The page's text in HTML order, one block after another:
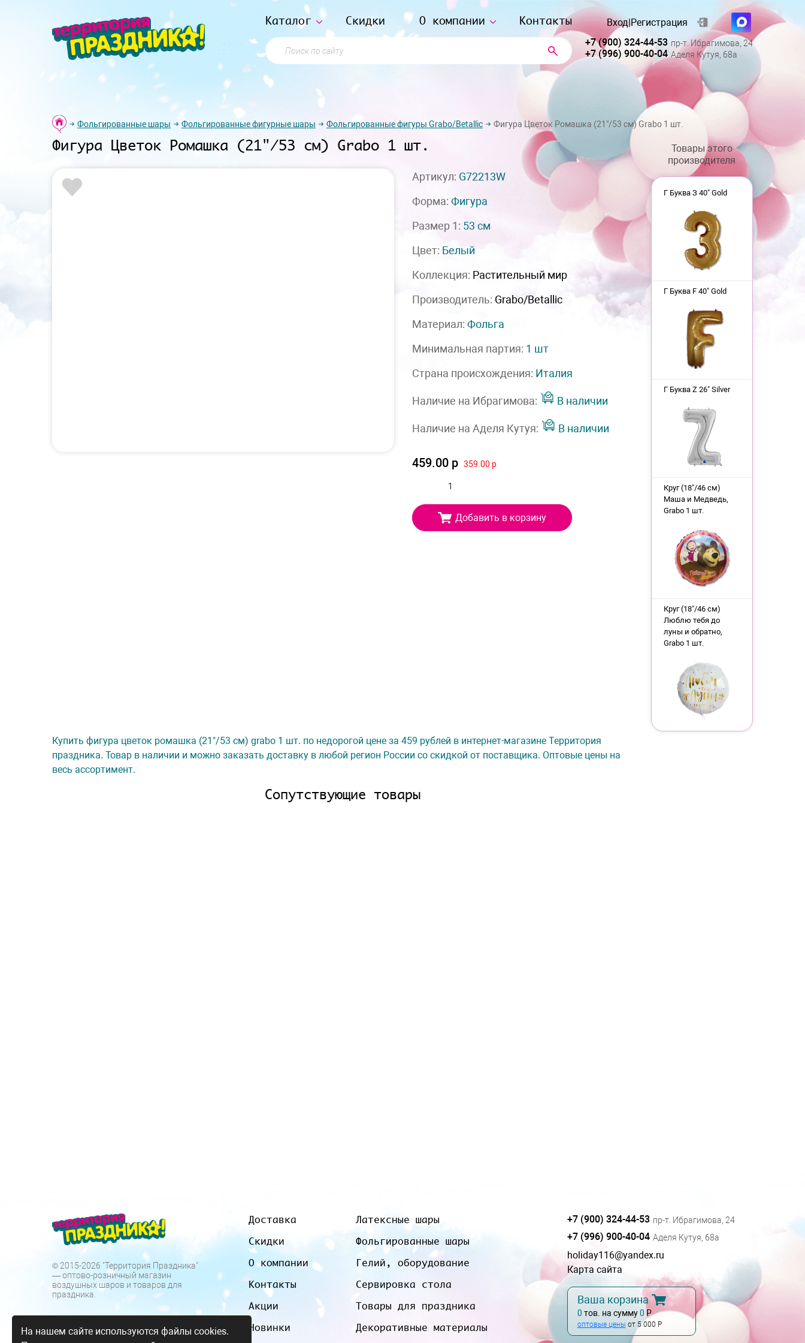
Каталог Скидки О компании Контакты
Поиск по сайту
Вход|Регистрация
+7 (900) 324-44-53 пр-т. Ибрагимова, 24
+7 (996) 900-40-04 Аделя Кутуя, 68а
Фольгированные шары Фольгированные фигурные шары Фольгированные фигуры Grabo/Betallic Фигура Цветок Ромашка (21"/53 см) Grabo 1 шт.
Фигура Цветок Ромашка (21"/53 см) Grabo 1 шт.
Артикул: G72213W
Форма: Фигура
Размер 1: 53 см
Цвет: Белый
Коллекция: Растительный мир
Производитель: Grabo/Betallic
Материал: Фольга
Минимальная партия: 1 шт
Страна происхождения: Италия
Наличие на Ибрагимова: В наличии
Наличие на Аделя Кутуя: В наличии
459.00 р 359.00 р
Добавить в корзину
Купить фигура цветок ромашка (21"/53 см) grabo 1 шт. по недорогой цене за 459 рублей в интернет-магазине Территория
праздника. Товар в наличии и можно заказать доставку в любой регион России со скидкой от поставщика. Оптовые цены на
весь ассортимент.
Сопутствующие товары
Товары этого
производителя
Г Буква З 40" Gold
Г Буква F 40" Gold
Г Буква Z 26" Silver
Круг (18"/46 см)
Маша и Медведь,
Grabo 1 шт.
Круг (18"/46 см)
Люблю тебя до
луны и обратно,
Grabo 1 шт.
© 2015-2026 "Территория Праздника"
— оптово-розничный магазин
воздушных шаров и товаров для
праздника.
Доставка
Скидки
О компании
Контакты
Акции
Новинки
Латексные шары
Фольгированные шары
Гелий, оборудование
Сервировка стола
Товары для праздника
Декоративные материалы
+7 (900) 324-44-53 пр-т. Ибрагимова, 24
+7 (996) 900-40-04 Аделя Кутуя, 68а
holiday116@yandex.ru
Карта сайта
Ваша корзина
0 тов. на сумму0 Р
оптовые цены от 5 000 Р
На нашем сайте используются файлы cookies.